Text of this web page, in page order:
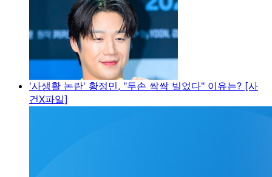
'사생활 논란' 황정민, "두손 싹싹 빌었다" 이유는? [사
건X파일]